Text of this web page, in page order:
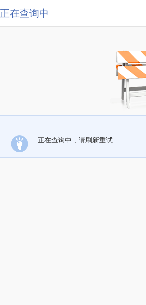
正在查询中
正在查询中，请刷新重试